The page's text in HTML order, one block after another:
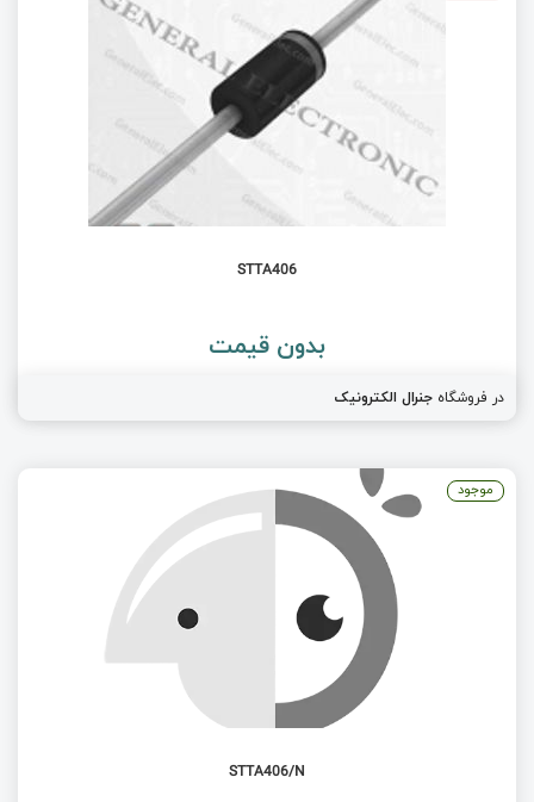
STTA406
بدون قیمت
در فروشگاه جنرال الکترونیک
STTA406/N
موجود